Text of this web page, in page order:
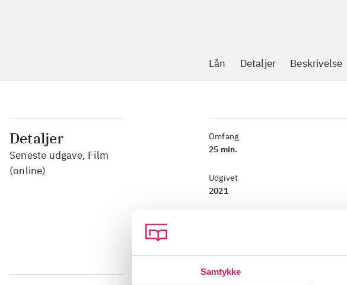
Samtykke
Lån Detaljer Beskrivelse
Detaljer
Seneste udgave, Film
(online)
Omfang
25 min.
Udgivet
2021